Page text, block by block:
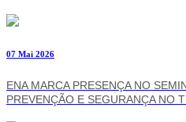
07 Mai 2026
ENA MARCA PRESENÇA NO
PREVENÇÃO E SEGURANÇA NO